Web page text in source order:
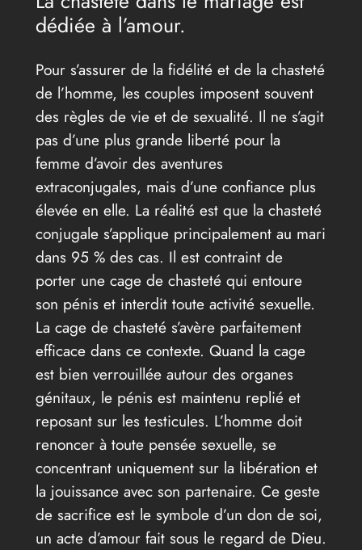
dédiée à l’amour.
Pour s’assurer de la fidélité et de la chasteté
de l’homme, les couples imposent souvent
des règles de vie et de sexualité. Il ne s’agit
pas d’une plus grande liberté pour la
femme d’avoir des aventures
extraconjugales, mais d’une confiance plus
élevée en elle. La réalité est que la chasteté
conjugale s’applique principalement au mari
dans 95 % des cas. Il est contraint de
porter une cage de chasteté qui entoure
son pénis et interdit toute activité sexuelle.
La cage de chasteté s’avère parfaitement
efficace dans ce contexte. Quand la cage
est bien verrouillée autour des organes
génitaux, le pénis est maintenu replié et
reposant sur les testicules. L’homme doit
renoncer à toute pensée sexuelle, se
concentrant uniquement sur la libération et
la jouissance avec son partenaire. Ce geste
de sacrifice est le symbole d’un don de soi,
un acte d’amour fait sous le regard de Dieu.